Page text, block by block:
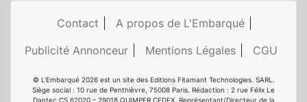
Contact
A propos de L'Embarqué
Publicité Annonceur
Mentions Légales CGU
© L'Embarqué 2026 est un site des Editions Fitamant Technologies. SARL.
Siège social : 10 rue de Penthièvre, 75008 Paris. Rédaction : 2 rue Félix Le
Dantec CS 62020 – 29018 QUIMPER CEDEX. Représentant/Directeur de la